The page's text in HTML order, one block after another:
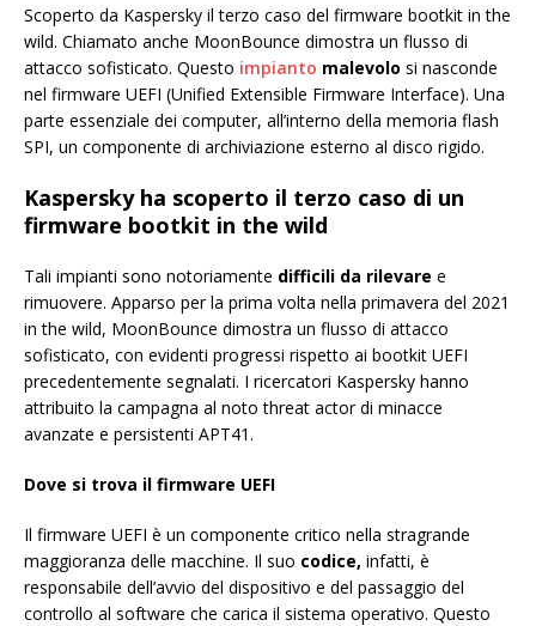
Scoperto da Kaspersky il terzo caso del firmware bootkit in the
wild. Chiamato anche MoonBounce dimostra un flusso di
attacco sofisticato. Questo impianto malevolo si nasconde
nel firmware UEFI (Unified Extensible Firmware Interface). Una
parte essenziale dei computer, all’interno della memoria flash
SPI, un componente di archiviazione esterno al disco rigido.
Kaspersky ha scoperto il terzo caso di un
firmware bootkit in the wild
Tali impianti sono notoriamente difficili da rilevare e
rimuovere. Apparso per la prima volta nella primavera del 2021
in the wild, MoonBounce dimostra un flusso di attacco
sofisticato, con evidenti progressi rispetto ai bootkit UEFI
precedentemente segnalati. I ricercatori Kaspersky hanno
attribuito la campagna al noto threat actor di minacce
avanzate e persistenti APT41.
Dove si trova il firmware UEFI
Il firmware UEFI è un componente critico nella stragrande
maggioranza delle macchine. Il suo codice, infatti, è
responsabile dell’avvio del dispositivo e del passaggio del
controllo al software che carica il sistema operativo. Questo